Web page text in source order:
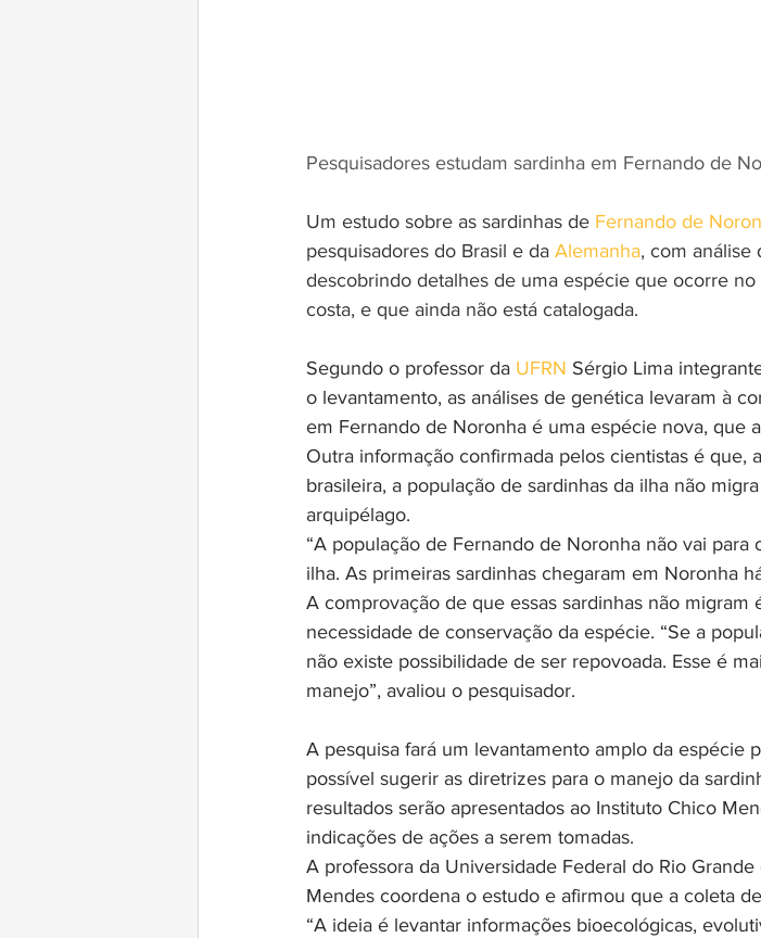
Pesquisadores estudam sardinha em Fernando de
Um estudo sobre as sardinhas de Fernando de
pesquisadores do Brasil e da Alemanha, com análise
descobrindo detalhes de uma espécie que ocorre
costa, e que ainda não está catalogada.
Segundo o professor da UFRN Sérgio Lima
o levantamento, as análises de genética levaram à
em Fernando de Noronha é uma espécie nova, que
Outra informação confirmada pelos cientistas é que,
brasileira, a população de sardinhas da ilha não
arquipélago.
“A população de Fernando de Noronha não vai
ilha. As primeiras sardinhas chegaram em Noronha
A comprovação de que essas sardinhas não migram
necessidade de conservação da espécie. “Se a
não existe possibilidade de ser repovoada. Esse é
manejo”, avaliou o pesquisador.
A pesquisa fará um levantamento amplo da espécie
possível sugerir as diretrizes para o manejo da
resultados serão apresentados ao Instituto Chico
indicações de ações a serem tomadas.
A professora da Universidade Federal do Rio
Mendes coordena o estudo e afirmou que a coleta
“A ideia é levantar informações bioecológicas,